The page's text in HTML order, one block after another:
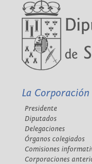
La Corporación
Presidente
Diputados
Delegaciones
Órganos colegiados
Comisiones
Corporaciones